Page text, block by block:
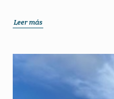
Leer más